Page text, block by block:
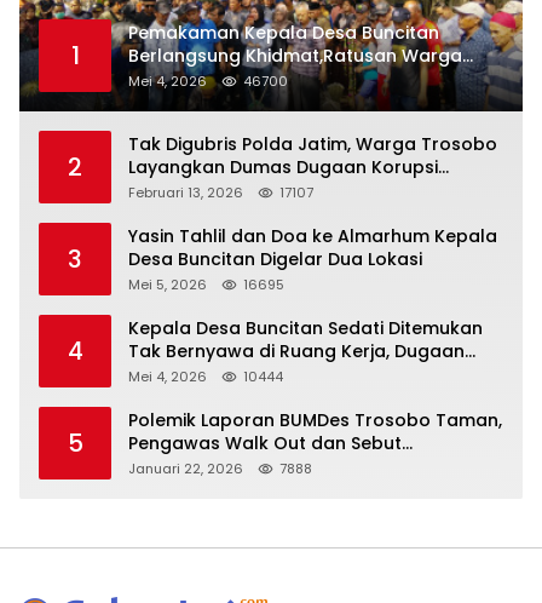
1
Pemakaman Kepala Desa Buncitan
Berlangsung Khidmat,Ratusan Warga
Larut Dalam Duka Yang Mendalam
Mei 4, 2026 46700
2
Tak Digubris Polda Jatim, Warga Trosobo
Layangkan Dumas Dugaan Korupsi
Oknum DPRD Sidoarjo ke Kapolri
Februari 13, 2026 17107
3
Yasin Tahlil dan Doa ke Almarhum Kepala
Desa Buncitan Digelar Dua Lokasi
Mei 5, 2026 16695
4
Kepala Desa Buncitan Sedati Ditemukan
Tak Bernyawa di Ruang Kerja, Dugaan
Bunuh Diri Menguat
Mei 4, 2026 10444
5
Polemik Laporan BUMDes Trosobo Taman,
Pengawas Walk Out dan Sebut
Kejanggalan
Januari 22, 2026 7888